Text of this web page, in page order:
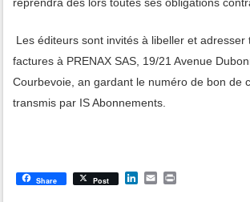
Les éditeurs sont invités à libeller et adresser
factures à PRENAX SAS, 19/21 Avenue
Courbevoie, an gardant le numéro de bon de
transmis par IS Abonnements.
Share Post
L
E